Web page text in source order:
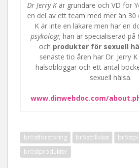
Dr Jerry Kär grundare och VD för
en del av ett team med mer än 30
K är inte en läkare men har en
psykologi; han är specialiserad på
och produkter för sexuell
senaste tio åren har Dr. Jerry
hälsobloggar och ett antal
sexuell hälsa.
www.dinwebdoc.com/
bröstförstoring brösttillväxt
bröstprodukter